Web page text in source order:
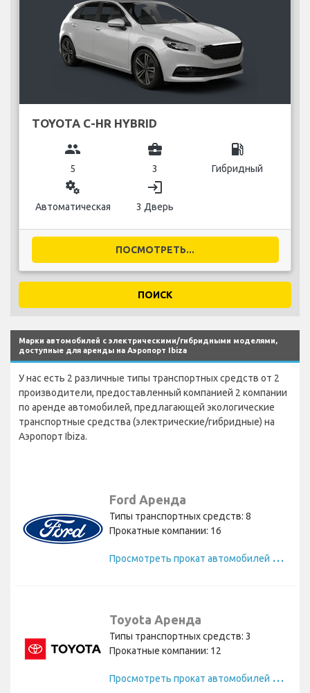
TOYOTA C-HR HYBRID
group
5
business_center
3
local_gas_station
Гибридный
miscellaneous_services
Автоматическая
login
3 Дверь
ПОСМОТРЕТЬ...
ПОИСК
Марки автомобилей с электрическими/гибридными моделями,
доступные для аренды на Аэропорт Ibiza
У нас есть 2 различные типы транспортных средств от 2
производители, предоставленный компанией 2 компании
по аренде автомобилей, предлагающей экологические
транспортные средства (электрические/гибридные) на
Аэропорт Ibiza.
Ford Аренда
Типы транспортных средств: 8
Прокатные компании: 16
П
росмотреть прокат автомобилей Ford
Toyota Аренда
Типы транспортных средств: 3
Прокатные компании: 12
П
росмотреть прокат автомобилей Toyota